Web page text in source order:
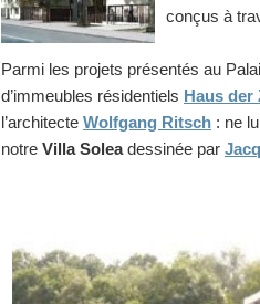
conçus à
Parmi les projets présentés au
d’immeubles résidentiels Haus der
l’architecte Wolfgang Ritsch : ne
notre Villa Soleadessinée par